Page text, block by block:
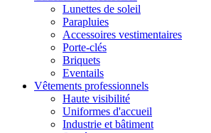
Lunettes de soleil
Parapluies
Accessoires vestimentaires
Porte-clés
Briquets
Eventails
Vêtements professionnels
Haute visibilité
Uniformes d'accueil
Industrie et bâtiment